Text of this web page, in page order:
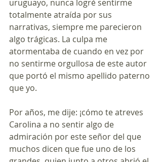
uruguayo, nunca logré sentirme
totalmente atraída por sus
narrativas, siempre me parecieron
algo trágicas. La culpa me
atormentaba de cuando en vez por
no sentirme orgullosa de este autor
que portó el mismo apellido paterno
que yo.
Por años, me dije: ¡cómo te atreves
Carolina a no sentir algo de
admiración por este señor del que
muchos dicen que fue uno de los